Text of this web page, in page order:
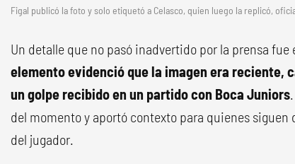
Figal publicó la foto y solo etiquetó a Celasco, quien luego la replicó,
Un detalle que no pasó inadvertido por la prensa fue
elemento evidenció que la imagen era reciente,
un golpe recibido en un partido con Boca Juniors
del momento y aportó contexto para quienes
del jugador.